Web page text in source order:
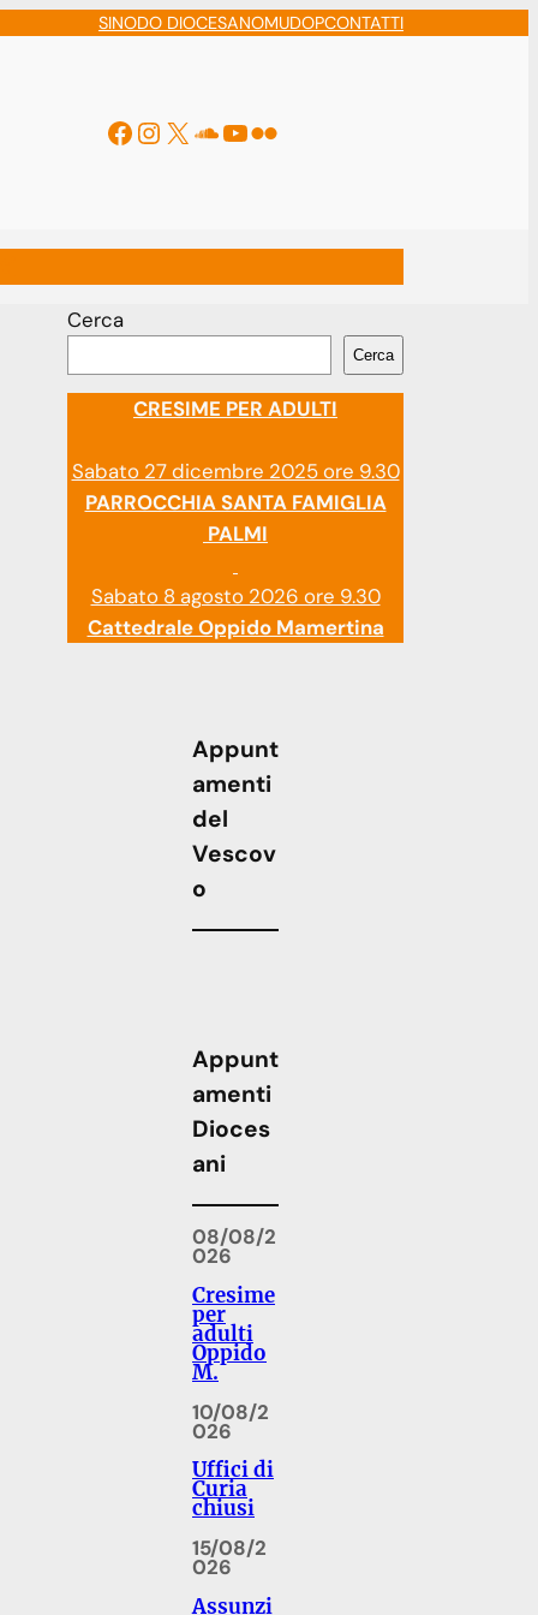
SINODO DIOCESANOMUDOPCONTATTI
Facebook
Instagram
X Soundcloud
YouTube
Flickr
Cerca
Cerca
CRESIME PER ADULTI
Sabato 27 dicembre 2025 ore 9.30
PARROCCHIA SANTA FAMIGLIA
PALMI
Sabato 8 agosto 2026 ore 9.30
Cattedrale Oppido Mamertina
Appunt
amenti
del
Vescov
o
Appunt
amenti
Dioces
ani
08/08/2
026
Cresime
per
adulti
Oppido
M.
10/08/2
026
Uffici di
Curia
chiusi
15/08/2
026
Assunzi